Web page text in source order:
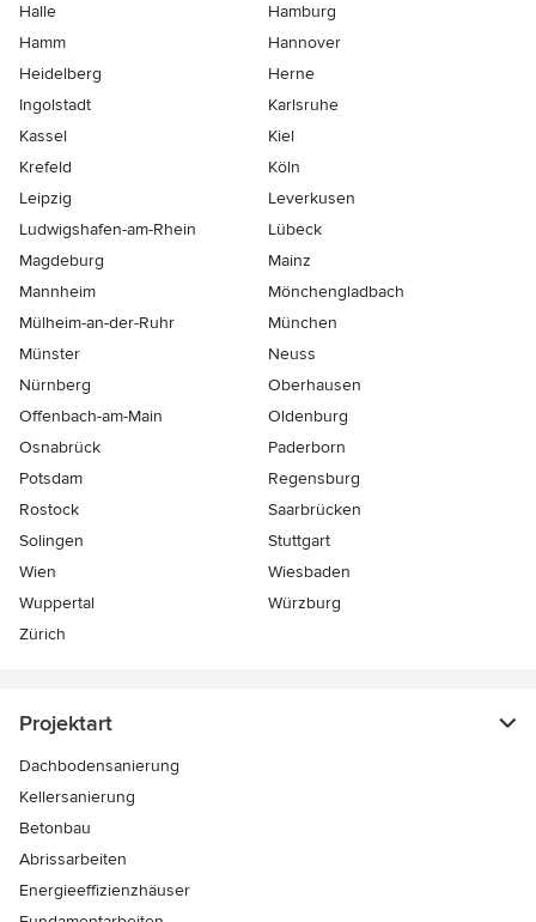
Halle
Hamburg
Hamm
Hannover
Heidelberg
Herne
Ingolstadt
Karlsruhe
Kassel
Kiel
Krefeld
Köln
Leipzig
Leverkusen
Ludwigshafen-am-Rhein
Lübeck
Magdeburg
Mainz
Mannheim
Mönchen­gladbach
Mülheim-an-der-Ruhr
München
Münster
Neuss
Nürnberg
Oberhausen
Offenbach-am-Main
Oldenburg
Osnabrück
Paderborn
Potsdam
Regensburg
Rostock
Saarbrücken
Solingen
Stuttgart
Wien
Wiesbaden
Wuppertal
Würzburg
Zürich
Projektart
Dachbodensanierung
Kellersanierung
Betonbau
Abrissarbeiten
Energieeffizienzhäuser